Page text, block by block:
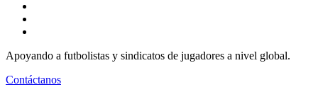
Apoyando a futbolistas y sindicatos de jugadores a nivel global.
Contáctanos